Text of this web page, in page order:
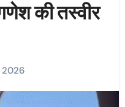
की तस्वीर
2026